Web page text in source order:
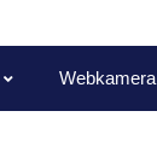
Webkamera